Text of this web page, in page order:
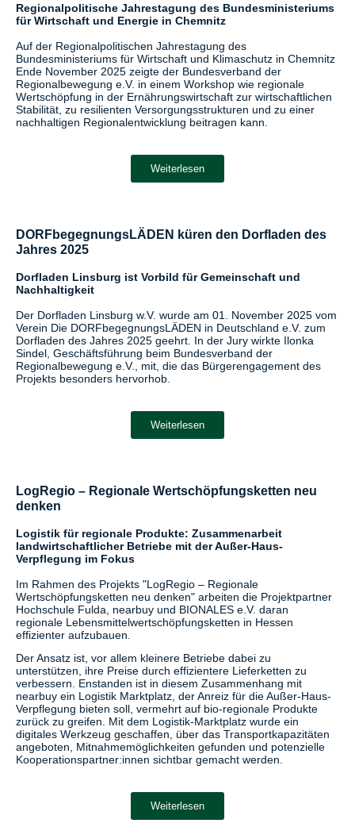
Regionalpolitische Jahrestagung des Bundesministeriums
für Wirtschaft und Energie in Chemnitz
Auf der Regionalpolitischen Jahrestagung des
Bundesministeriums für Wirtschaft und Klimaschutz in Chemnitz
Ende November 2025 zeigte der Bundesverband der
Regionalbewegung e.V. in einem Workshop wie regionale
Wertschöpfung in der Ernährungswirtschaft zur wirtschaftlichen
Stabilität, zu resilienten Versorgungsstrukturen und zu einer
nachhaltigen Regionalentwicklung beitragen kann.
Weiterlesen
DORFbegegnungsLÄDEN küren den Dorfladen des
Jahres 2025
Dorfladen Linsburg ist Vorbild für Gemeinschaft und
Nachhaltigkeit
Der Dorfladen Linsburg w.V. wurde am 01. November 2025 vom
Verein Die DORFbegegnungsLÄDEN in Deutschland e.V. zum
Dorfladen des Jahres 2025 geehrt. In der Jury wirkte Ilonka
Sindel, Geschäftsführung beim Bundesverband der
Regionalbewegung e.V., mit, die das Bürgerengagement des
Projekts besonders hervorhob.
Weiterlesen
LogRegio – Regionale Wertschöpfungsketten neu
denken
Logistik für regionale Produkte: Zusammenarbeit
landwirtschaftlicher Betriebe mit der Außer-Haus-
Verpflegung im Fokus
Im Rahmen des Projekts "LogRegio – Regionale
Wertschöpfungsketten neu denken" arbeiten die Projektpartner
Hochschule Fulda, nearbuy und BIONALES e.V. daran
regionale Lebensmittelwertschöpfungsketten in Hessen
effizienter aufzubauen.
Der Ansatz ist, vor allem kleinere Betriebe dabei zu
unterstützen, ihre Preise durch effizientere Lieferketten zu
verbessern. Enstanden ist in diesem Zusammenhang mit
nearbuy ein Logistik Marktplatz, der Anreiz für die Außer-Haus-
Verpflegung bieten soll, vermehrt auf bio-regionale Produkte
zurück zu greifen. Mit dem Logistik-Marktplatz wurde ein
digitales Werkzeug geschaffen, über das Transportkapazitäten
angeboten, Mitnahmemöglichkeiten gefunden und potenzielle
Kooperationspartner:innen sichtbar gemacht werden.
Weiterlesen